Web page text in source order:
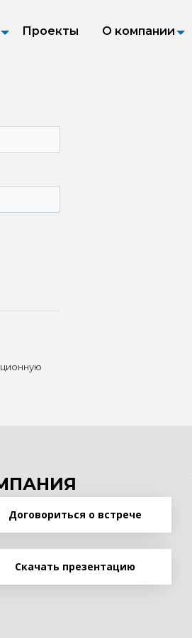
Проекты О компании
Договориться о встрече
Скачать презентацию